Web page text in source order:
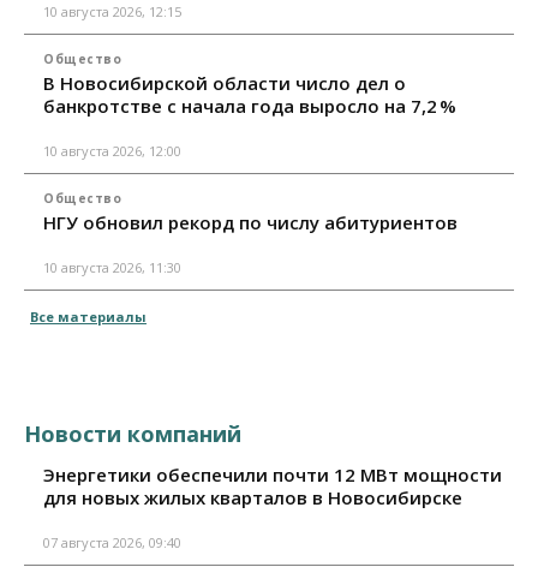
10 августа 2026, 12:15
Общество
В Новосибирской области число дел о
банкротстве с начала года выросло на 7,2 %
10 августа 2026, 12:00
Общество
НГУ обновил рекорд по числу абитуриентов
10 августа 2026, 11:30
Все материалы
Новости компаний
Энергетики обеспечили почти 12 МВт мощности
для новых жилых кварталов в Новосибирске
07 августа 2026, 09:40